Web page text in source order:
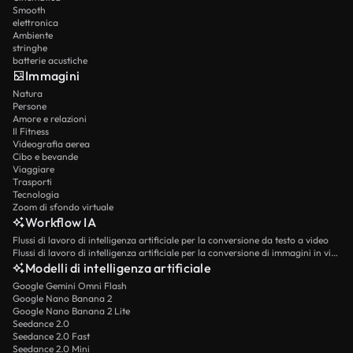
Smooth
elettronica
Ambiente
stringhe
batterie acustiche
Immagini
Natura
Persone
Amore e relazioni
Il Fitness
Videografia aerea
Cibo e bevande
Viaggiare
Trasporti
Tecnologia
Zoom di sfondo virtuale
Workflow IA
Flussi di lavoro di intelligenza artificiale per la conversione da testo a video
Flussi di lavoro di intelligenza artificiale per la conversione di immagini in video
Modelli di intelligenza artificiale
Google Gemini Omni Flash
Google Nano Banana 2
Google Nano Banana 2 Lite
Seedance 2.0
Seedance 2.0 Fast
Seedance 2.0 Mini